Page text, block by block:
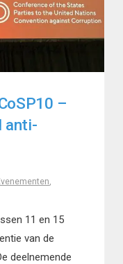
–
anti-
,
11 en 15
van de
deelnemende